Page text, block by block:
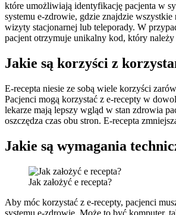
które umożliwiają identyfikację pacjenta w
systemu e-zdrowie, gdzie znajdzie
wizyty stacjonarnej lub teleporady. W
pacjent otrzymuje unikalny kod, który należy
Jakie są korzyści z
E-recepta niesie ze sobą wiele korzyści
Pacjenci mogą korzystać z e-recepty w
lekarze mają lepszy wgląd w stan zdrowia
oszczędza czas obu stron. E-recepta
Jakie są wymagania
Jak założyć e recepta?
Aby móc korzystać z e-recepty, pacjenci
systemu e-zdrowie. Może to być komputer,